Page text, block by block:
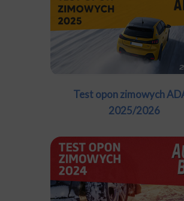
Test opon zimowych
2025/2026